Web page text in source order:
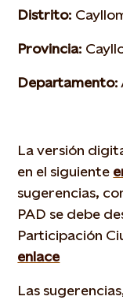
Distrito:
Provincia:
Departamento:
La versión
en el siguiente
sugerencias,
PAD se debe
Participación
enlace
Las